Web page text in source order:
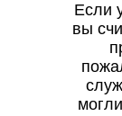
Если
вы